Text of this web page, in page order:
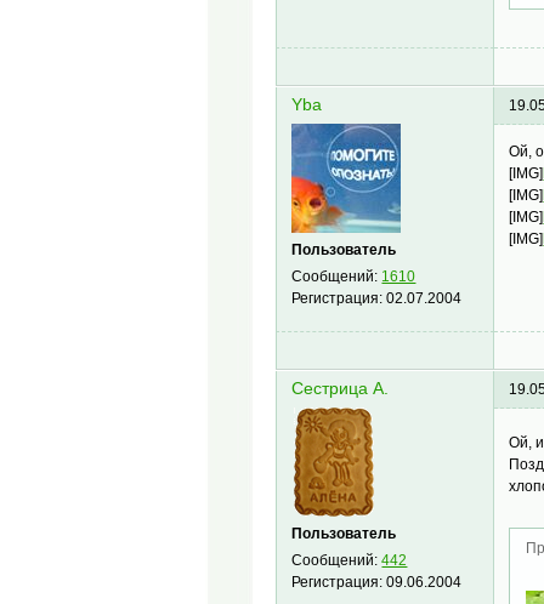
Yba
Пользователь
Сообщений: 1610
Регистрация:02.07.2004
Ой,
[IMG]
[IMG]
[IMG]
[IMG]
Сестрица А.
Пользователь
Сообщений:442
Регистрация:09.06.2004
Ой,